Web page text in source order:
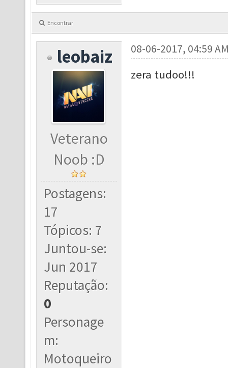
Encontrar
leobaiz
Veterano
Noob :D
Postagens:
17
Tópicos: 7
Juntou-se:
Jun 2017
Reputação:
0
Personage
m:
Motoqueiro
08-06-2017, 04:59
zera tudoo!!!